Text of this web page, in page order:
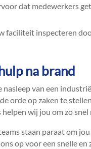
dat medewerkers
faciliteit inspecteren
na brand
van een
orde op zaken te
wij jou om zo
staan paraat om
op voor een snelle en